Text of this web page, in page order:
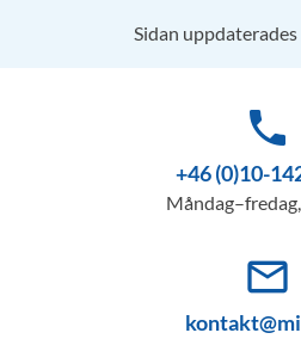
Sidan
phone
+46 (0)10-
mail_outline